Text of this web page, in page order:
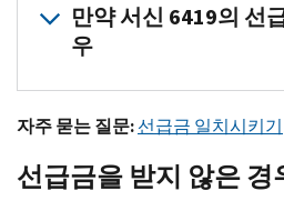
2021년 소득 신고서에 선급금을
만약 서신 6419의 선
우
만약 선급금 총액이 귀하의 서신
온라인 계정에는 가장 최근의 선
자주 묻는 질문:선급금 일치시키기
선급금을 받지 않은 경